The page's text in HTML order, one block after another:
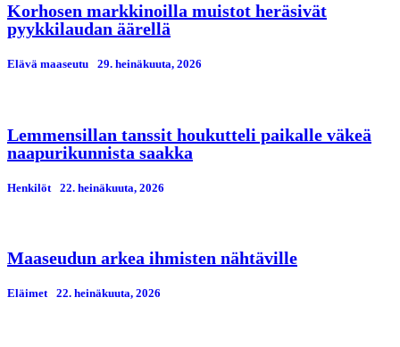
Korhosen markkinoilla muistot heräsivät
pyykkilaudan äärellä
Elävä maaseutu 29. heinäkuuta, 2026
Lemmensillan tanssit houkutteli paikalle väkeä
naapurikunnista saakka
Henkilöt 22. heinäkuuta, 2026
Maaseudun arkea ihmisten nähtäville
Eläimet 22. heinäkuuta, 2026